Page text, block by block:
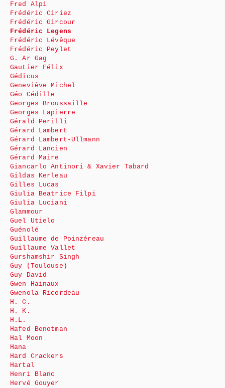
Fred Alpi
Frédéric Ciriez
Frédéric Gircour
Frédéric Legens
Frédéric Lévêque
Frédéric Peylet
G. Ar Gag
Gautier Félix
Gédicus
Geneviève Michel
Géo Cédille
Georges Broussaille
Georges Lapierre
Gérald Perilli
Gérard Lambert
Gérard Lambert-Ullmann
Gérard Lancien
Gérard Maire
Giancarlo Antinori & Xavier Tabard
Gildas Kerleau
Gilles Lucas
Giulia Beatrice Filpi
Giulia Luciani
Glammour
Guel Utielo
Guénolé
Guillaume de Poinzéreau
Guillaume Vallet
Gurshamshir Singh
Guy (Toulouse)
Guy David
Gwen Hainaux
Gwenola Ricordeau
H. C.
H. K.
H.L.
Hafed Benotman
Hal Moon
Hana
Hard Crackers
Hartal
Henri Blanc
Hervé Gouyer